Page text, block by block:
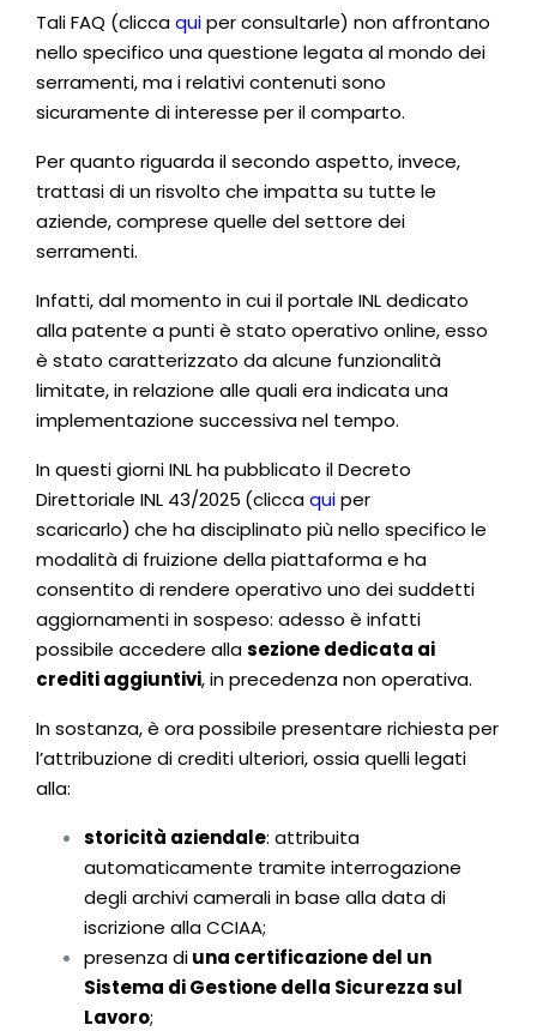
Tali FAQ (cliccaquiper consultarle) non affrontano
nello specifico una questione legata al mondo dei
serramenti, ma i relativi contenuti sono
sicuramente di interesse per il comparto.
Per quanto riguarda il secondo aspetto, invece,
trattasi di un risvolto che impatta su tutte le
aziende, comprese quelle del settore dei
serramenti.
Infatti, dal momento in cui il portale INL dedicato
alla patente a punti è stato operativo online, esso
è stato caratterizzato da alcune funzionalità
limitate, in relazione alle quali era indicata una
implementazione successiva nel tempo.
In questi giorni INL ha pubblicato il Decreto
Direttoriale INL 43/2025 (cliccaquiper
scaricarlo) che ha disciplinato più nello specifico le
modalità di fruizione della piattaforma e ha
consentito di rendere operativo uno dei suddetti
aggiornamenti in sospeso: adesso è infatti
possibile accedere allasezione dedicata ai
crediti aggiuntivi, in precedenza non operativa.
In sostanza, è ora possibile presentare richiesta per
l’attribuzione di crediti ulteriori, ossia quelli legati
alla:
storicità aziendale: attribuita
automaticamente tramite interrogazione
degli archivi camerali in base alla data di
iscrizione alla CCIAA;
presenza diuna certificazione del un
Sistema di Gestione della Sicurezza sul
Lavoro;